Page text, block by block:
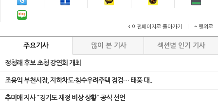
이전페이지로 돌아가기 맨위로
주요기사 많이 본 기사 섹션별 인기 기사
정청래 후보 초청 강연회 개최
조용익 부천시장, 지하차도·침수우려주택 점검… 태풍 대..
추미애 지사 "경기도 재정 비상 상황" 공식 선언